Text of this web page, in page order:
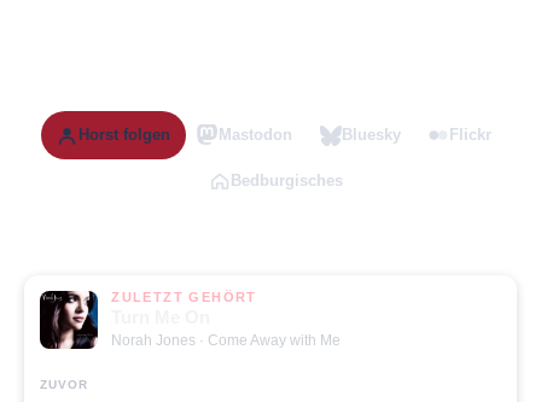
Horst folgen Mastodon Bluesky Flickr
Bedburgisches
ZULETZT GEHÖRT
Norah Jones · Come Away with Me
ZUVOR